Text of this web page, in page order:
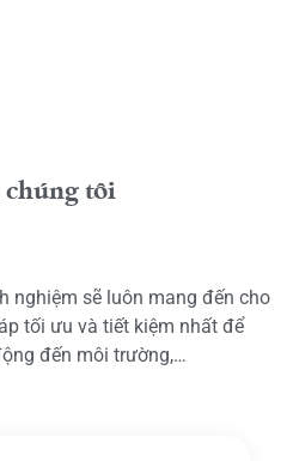
chúng tôi
nghiệm sẽ luôn mang đến cho
tối ưu và tiết kiệm nhất để
đến môi trường,…